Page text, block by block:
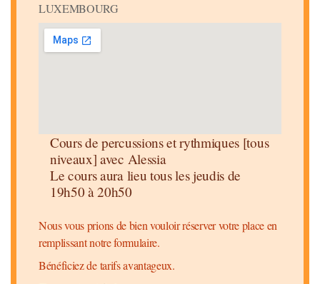
LUXEMBOURG
Cours de percussions et rythmiques [tous
niveaux] avec Alessia
Le cours aura lieu tous les jeudis de
19h50 à 20h50
Nous vous prions de bien vouloir réserver votre place en
remplissant notre formulaire.
Bénéficiez de tarifs avantageux.